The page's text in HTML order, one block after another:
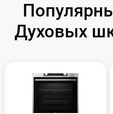
Духовых